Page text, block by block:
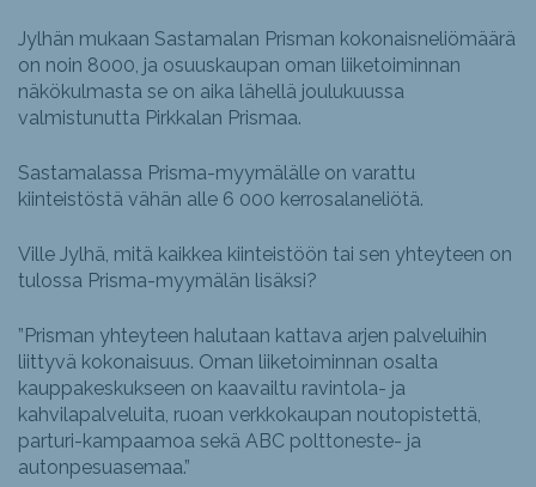
Jylhän mukaan Sastamalan Prisman kokonaisneliömäärä
on noin 8000, ja osuuskaupan oman liiketoiminnan
näkökulmasta se on aika lähellä joulukuussa
valmistunutta Pirkkalan Prismaa.
Sastamalassa Prisma-myymälälle on varattu
kiinteistöstä vähän alle 6 000 kerrosalaneliötä.
Ville Jylhä, mitä kaikkea kiinteistöön tai sen yhteyteen on
tulossa Prisma-myymälän lisäksi?
”Prisman yhteyteen halutaan kattava arjen palveluihin
liittyvä kokonaisuus. Oman liiketoiminnan osalta
kauppakeskukseen on kaavailtu ravintola- ja
kahvilapalveluita, ruoan verkkokaupan noutopistettä,
parturi-kampaamoa sekä ABC polttoneste- ja
autonpesuasemaa.”